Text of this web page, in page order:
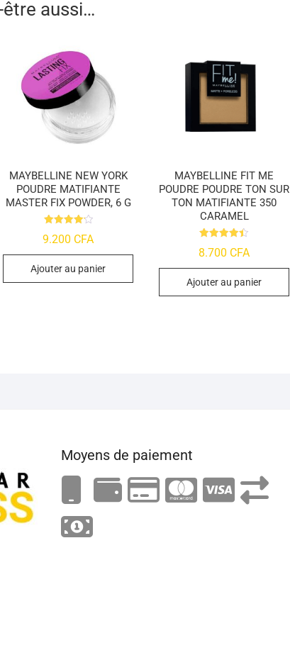
aussi…
MAYBELLINE NEW YORK
POUDRE MATIFIANTE
MASTER FIX POWDER, 6 G
4.23
9.200 CFA
Ajouter au panier
MAYBELLINE FIT ME
POUDRE POUDRE TON SUR
TON MATIFIANTE 350
CARAMEL
4.45
8.700 CFA
Ajouter au panier
Moyens de paiement